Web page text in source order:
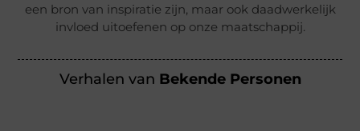
een bron van inspiratie zijn, maar ook daadwerkelijk
invloed uitoefenen op onze maatschappij.
Verhalen van Bekende Personen